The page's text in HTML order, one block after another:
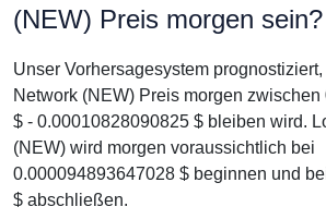
(NEW) Preis morgen sein?
Unser Vorhersagesystem
Network (NEW) Preis morgen
$ - 0.00010828090825 $ bleiben wird.
(NEW) wird morgen voraussichtlich bei
0.000094893647028 $ beginnen und
$ abschließen.